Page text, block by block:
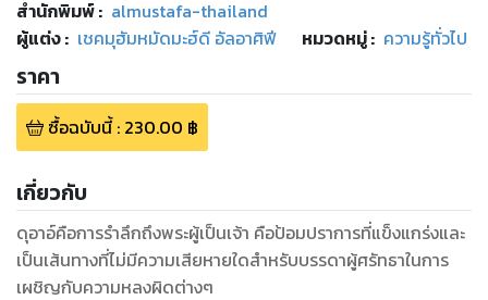
สำนักพิมพ์: almustafa-thailand
ผู้แต่ง : เชคมุฮัมหมัดมะฮ์ดี อัลอาศิฟี หมวดหมู่: ความรู้ทั่วไป
ราคา
ซื้อฉบับนี้: 230.00 ฿
เกี่ยวกับ
ดุอาอ์คือการรำลึกถึงพระผู้เป็นเจ้า คือป้อมปราการที่แข็งแกร่งและ
เป็นเส้นทางที่ไม่มีความเสียหายใดสำหรับบรรดาผู้ศรัทธาในการ
เผชิญกับความหลงผิดต่างๆ